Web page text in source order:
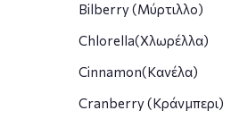
Bilberry (Μύρτιλλο)
Chlorella(Χλωρέλλα)
Cinnamon(Κανέλα)
Cranberry (Κράνμπερι)